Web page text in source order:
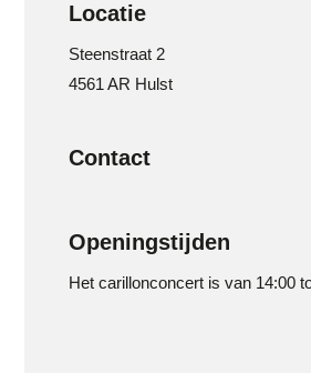
Locatie
Steenstraat 2
4561 AR Hulst
Contact
Openingstijden
Het carillonconcert is van 14:00